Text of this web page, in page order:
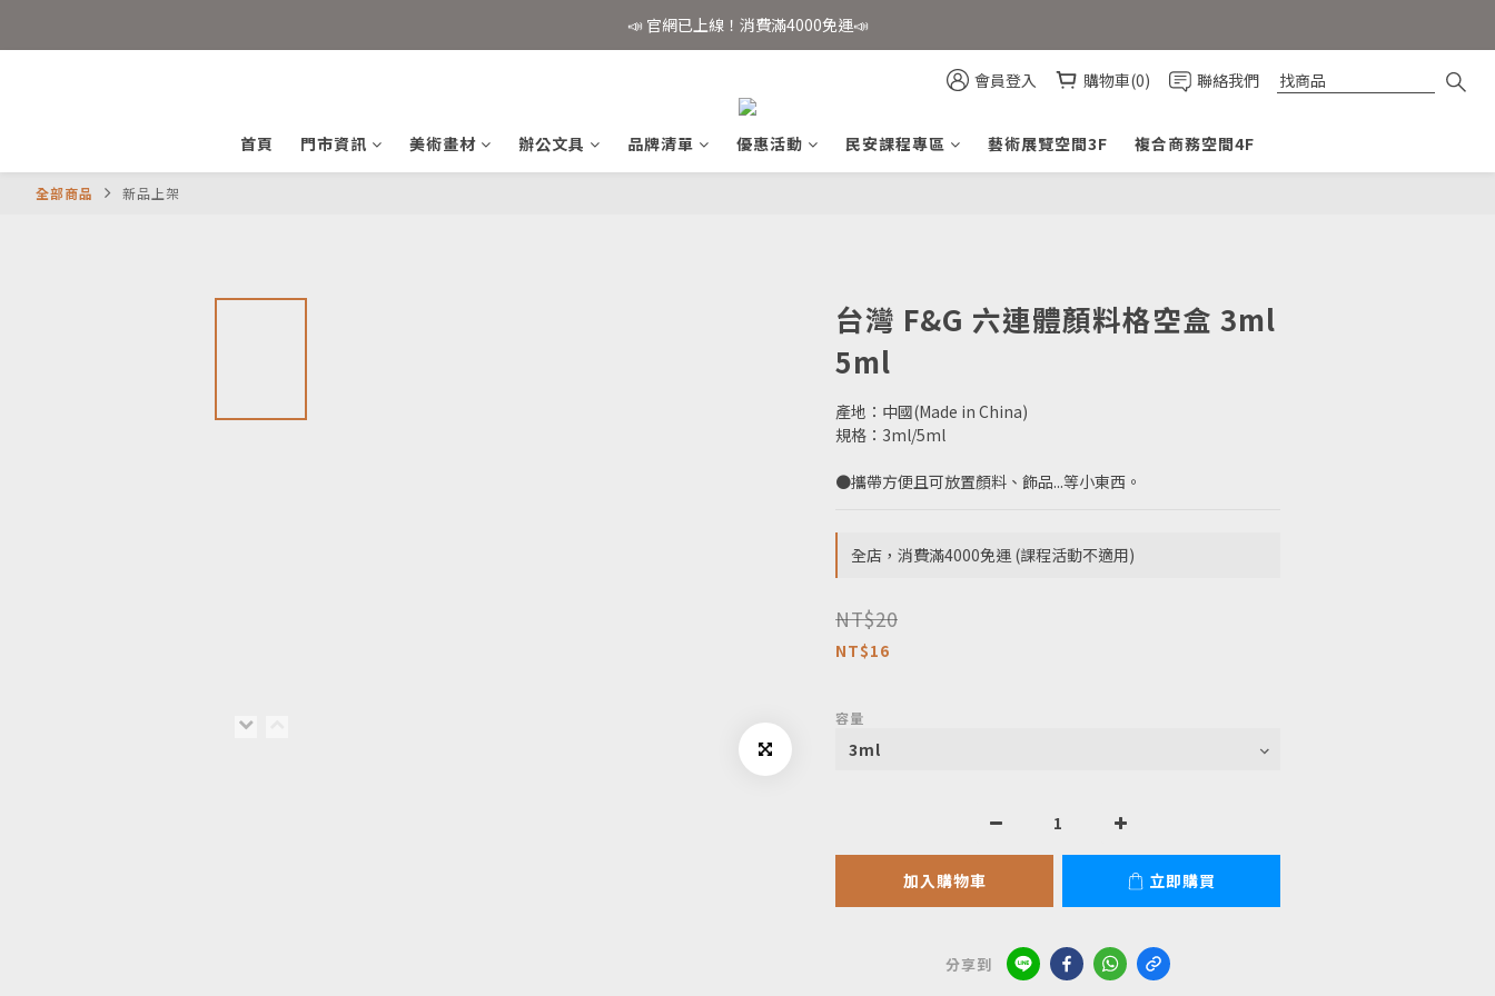
📣 官網已上線！消費滿4000免運📣
📣 官網已上線！消費滿4000免運📣
會員登入 購物車(0) 聯絡我們
首頁 門市資訊 美術畫材 辦公文具 品牌清單 優惠活動 民安課程專區 藝術展覽空間3F 複合商務空間4F
全部商品 新品上架
台灣 F&G 六連體顏料格空盒 3ml
5ml
產地：中國(Made in China)
規格：3ml/5ml
●攜帶方便且可放置顏料、飾品...等小東西。
全店，消費滿4000免運 (課程活動不適用)
NT$20
NT$16
容量
加入購物車 立即購買
分享到